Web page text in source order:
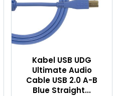
Kabel USB UDG
Ultimate Audio
Cable USB 2.0 A-B
Blue Straight...